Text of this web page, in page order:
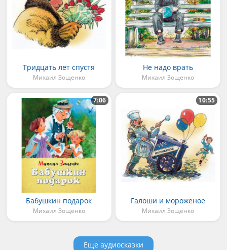
Тридцать лет спустя
Михаил Зощенко
Не надо врать
Михаил Зощенко
Бабушкин подарок
Михаил Зощенко
7:06
Галоши и мороженое
Михаил Зощенко
10:55
Еще аудиосказки